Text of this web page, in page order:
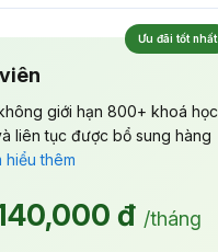
Ưu đãi tốt nhất
giới hạn 800+ khoá học
liên tục được bổ sung hàng
hiểu thêm
đ /tháng